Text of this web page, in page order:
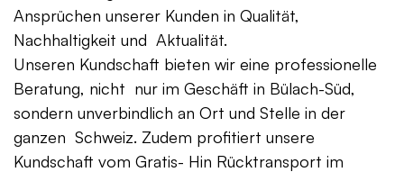
Ansprüchen unserer Kunden in Qualität,
Nachhaltigkeit und Aktualität.
Unseren Kundschaft bieten wir eine professionelle
Beratung, nicht nur im Geschäft in Bülach-Süd,
sondern unverbindlich an Ort und Stelle in der
ganzen Schweiz. Zudem profitiert unsere
Kundschaft vom Gratis- Hin Rücktransport im